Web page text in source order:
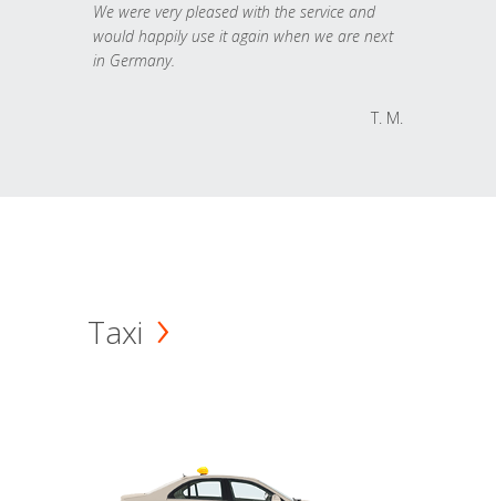
We were very pleased with the service and
would happily use it again when we are next
in Germany.
T. M.
Taxi